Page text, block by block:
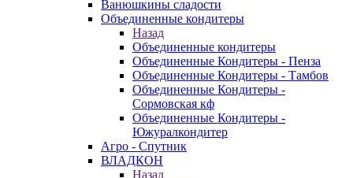
Ванюшкины сладости
Объединенные кондитеры
Назад
Объединенные кондитеры
Объединенные Кондитеры - Пенза
Объединенные Кондитеры - Тамбов
Объединенные Кондитеры -
Сормовская кф
Объединенные Кондитеры -
Южуралкондитер
Агро - Спутник
ВЛАДКОН
Назад